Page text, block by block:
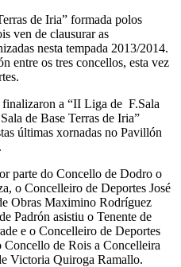
de Iria” formada polos
ven de clausurar as
nesta tempada 2013/2014.
entre os tres concellos, esta vez
a “II Liga de F.Sala
de Base Terras de Iria”
últimas xornadas no Pavillón
parte do Concello de Dodro o
o Concelleiro de Deportes José
Obras Maximino Rodríguez
Padrón asistiu o Tenente de
e o Concelleiro de Deportes
Concello de Rois a Concelleira
Victoria Quiroga Ramallo.